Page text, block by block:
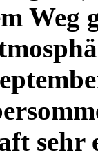
Weg
sehr